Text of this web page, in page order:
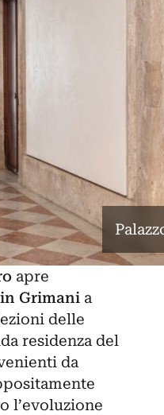
apre
Grimania
delle
residenza del
da
l’evoluzione